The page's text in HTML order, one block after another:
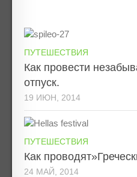
ПУТЕШЕСТВИЯ
Как провести
отпуск.
19 ИЮН, 2014
ПУТЕШЕСТВИЯ
Как
24 МАЙ, 2014